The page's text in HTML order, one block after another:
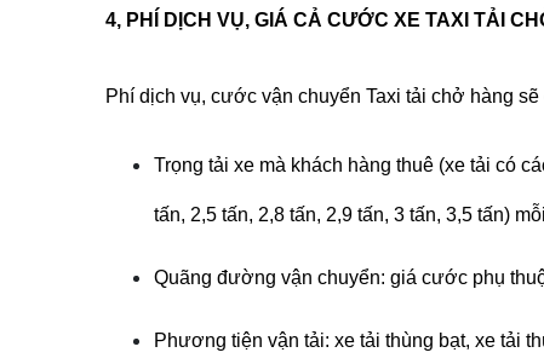
4, PHÍ DỊCH VỤ, GIÁ CẢ CƯỚC XE TAXI TẢI
Phí dịch vụ, cước vận chuyển Taxi tải chở hàng
Trọng tải xe mà khách hàng thuê (xe tải có
tấn, 2,5 tấn, 2,8 tấn, 2,9 tấn, 3 tấn, 3,5 tấn)
Quãng đường vận chuyển: giá cước phụ
Phương tiện vận tải: xe tải thùng bạt, xe tải